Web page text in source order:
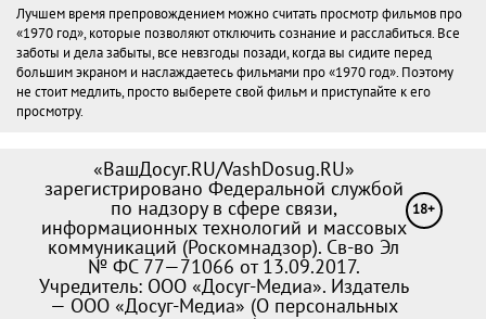
Лучшем время препровождением можно считать просмотр фильмов про
«1970 год», которые позволяют отключить сознание и расслабиться. Все
заботы и дела забыты, все невзгоды позади, когда вы сидите перед
большим экраном и наслаждаетесь фильмами про «1970 год». Поэтому
не стоит медлить, просто выберете свой фильм и приступайте к его
просмотру.
«ВашДосуг.RU/VashDosug.RU»
зарегистрировано Федеральной службой
по надзору в сфере связи,
информационных технологий и массовых
коммуникаций (Роскомнадзор). Св-во Эл
№ ФС 77—71066 от 13.09.2017.
Учредитель: ООО «Досуг-Медиа». Издатель
— ООО «Досуг-Медиа» (О персональных
18+